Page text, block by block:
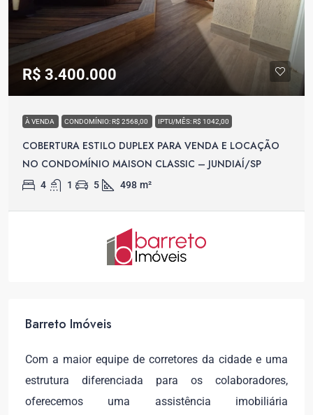
R$ 3.400.000
À VENDA CONDOMÍNIO: R$ 2568,00 IPTU/MÊS: R$ 1042,00
COBERTURA ESTILO DUPLEX PARA VENDA E LOCAÇÃO
NO CONDOMÍNIO MAISON CLASSIC – JUNDIAÍ/SP
4 1 5 498 m²
Barreto Imóveis
Com a maior equipe de corretores da cidade e uma
estrutura diferenciada para os colaboradores,
oferecemos uma assistência imobiliária